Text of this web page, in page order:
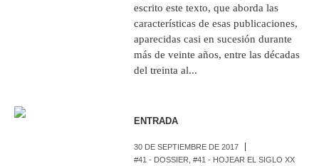
escrito este texto, que aborda las
características de esas publicaciones,
aparecidas casi en sucesión durante
más de veinte años, entre las décadas
del treinta al...
ENTRADA
30 DE SEPTIEMBRE DE 2017
#41 - DOSSIER ,#41 - HOJEAR EL SIGLO XX